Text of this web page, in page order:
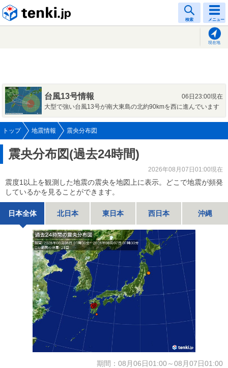
検索 メニュー
現在地
台風13号情報
06日23:00現在
大型で強い台風13号が南大東島の北約90kmを西に進んでいます
トップ 地震情報 震央分布図
震央分布図(過去24時間)
2026年08月07日01:00現在
震度1以上を観測した地震の震央を地図上に表示。どこで地震が頻発
しているかを見ることができます。
日本全体 北日本 東日本 西日本 沖縄
期間：08月06日01:00～08月07日01:00